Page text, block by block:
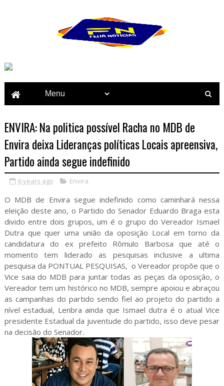
ENVIRA: Na politica possível Racha no MDB de
Envira deixa Lideranças políticas Locais apreensiva,
Partido ainda segue indefinido
6 years ago Envira
O MDB de Envira segue indefinido como caminhará nessa
eleição deste ano, o Partido do Senador Eduardo Braga esta
divido entre dois grupos, um é o grupo do Vereador Ismael
Dutra que quer uma união da oposição Local em torno da
candidatura do ex prefeito Rômulo Barbosa que até o
momento tem liderado as pesquisas inclusive a ultima
pesquisa da PONTUAL PESQUISAS, o Vereador propõe que o
Vice saia do MDB para juntar todas as peças da oposição, o
Vereador tem um histórico no MDB, sempre apoiou e abraçou
as campanhas do partido sendo fiel ao projeto do partido a
nível estadual, Lenbra ainda que Ismael dutra é o atual Vice
presidente Estadual da juventude do partido, isso deve pesar
na decisão do Senador.